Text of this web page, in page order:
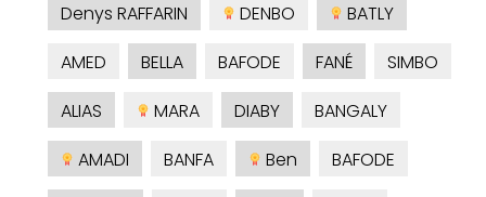
Denys RAFFARIN
DENBO
BATLY
AMED
BELLA BAFODE FANÉ
SIMBO
ALIAS
MARA DIABY
BANGALY
AMADI
BANFA Ben
BAFODE